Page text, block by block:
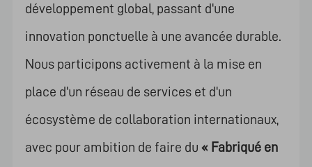
développement global, passant d'une
innovation ponctuelle à une avancée durable.
Nous participons activement à la mise en
place d'un réseau de services et d'un
écosystème de collaboration internationaux,
avec pour ambition de faire du « Fabriqué en